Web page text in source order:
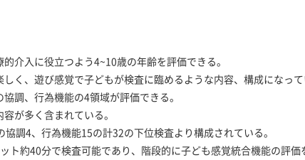
介入に役立つよう4~10歳の年齢を評価できる。
く、遊び感覚で子どもが検査に臨めるような内容、構成になって
調、行為機能の4領域が評価できる。
が多く含まれている。
調4、行為機能15の計32の下位検査より構成されている。
ト約40分で検査可能であり、階段的に子ども感覚統合機能の評価